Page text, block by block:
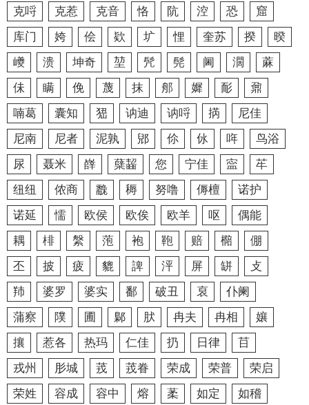
克哷
克惹 克音 恪 阬 涳 恐
窟
库门
姱 侩 欵 圹 悝 奎苏 揆
暌
巙
溃 坤奇 堃 髠 髡 阃 濶
蔴
佅
瞒 俛 蔑 抹 郍 㜨 耏
鼐
喃葛
囊知 峱 讷迪 讷哷 㨅
尼佳
尼南
尼者 泥孰 郳 伱 㲻 哖
鸟浴
尿
聂米 嶭 蘖齧 您 宁佳 寍
䒜
纽纽
侬商 䨲 䅶 努噜 傉檀
诺护
诺延
懦 欧侯 欧俟 欧羊 呕
偶能
耦
棑 縏 萢 袍 鞄 赔 㯁
倗
丕
披 疲 貔 諀 泙 屏 缾
攴
䍨
婆罗 婆实 鄱 破丑 裒
仆阑
蒲察
䧤 圃 鄡 肰 冉夫 冉相
孃
攘
惹各 热玛 仁佳 扔 日律
䒤
戎州
肜城 茙 茙眷 荣成 荣普
荣启
荣姓
容成 容中 熔 葇 如定
如稽